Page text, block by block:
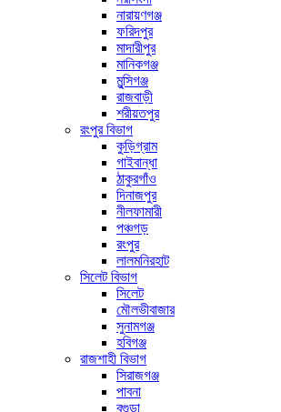
নারায়ণগঞ্জ
ফরিদপুর
মাদারীপুর
মানিকগঞ্জ
মুন্সিগঞ্জ
রাজবাড়ী
শরীয়তপুর
রংপুর বিভাগ
কুড়িগ্রাম
গাইবান্ধা
ঠাকুরগাঁও
দিনাজপুর
নীলফামারী
পঞ্চগড়
রংপুর
লালমনিরহাট
সিলেট বিভাগ
সিলেট
মৌলভীবাজার
সুনামগঞ্জ
হবিগঞ্জ
রাজশাহী বিভাগ
সিরাজগঞ্জ
পাবনা
বগুড়া